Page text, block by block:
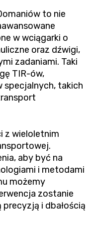
to nie
w wciągarki o
oraz dźwigi,
zadaniami. Taki
TIR-ów,
specjalnych, takich
z wieloletnim
aby być na
i metodami
możemy
zostanie
i dbałością